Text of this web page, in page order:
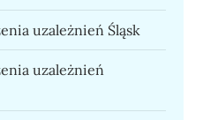
uzależnień Śląsk
uzależnień